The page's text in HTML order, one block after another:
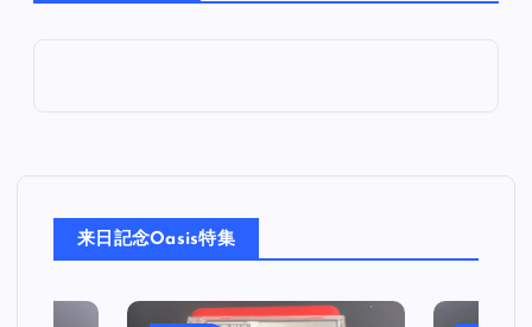
ョ
ン
来日記念Oasis特集